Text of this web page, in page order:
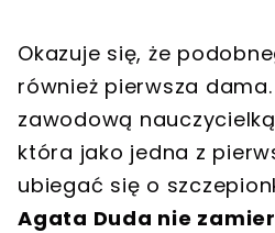
Okazuje się, że
również pierwsza
zawodową
która jako jedna z
ubiegać się o
Agata Duda nie